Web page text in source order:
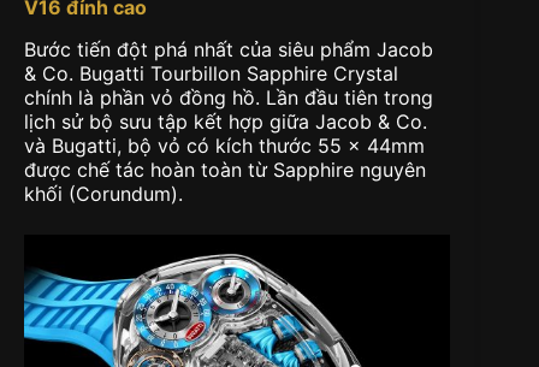
V16 đỉnh cao
Bước tiến đột phá nhất của siêu phẩm Jacob
& Co. Bugatti Tourbillon Sapphire Crystal
chính là phần vỏ đồng hồ. Lần đầu tiên trong
lịch sử bộ sưu tập kết hợp giữa Jacob & Co.
và Bugatti, bộ vỏ có kích thước 55 x 44mm
được chế tác hoàn toàn từ Sapphire nguyên
khối (Corundum).